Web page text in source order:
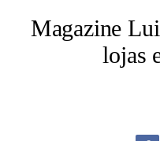
Magazine
lojas